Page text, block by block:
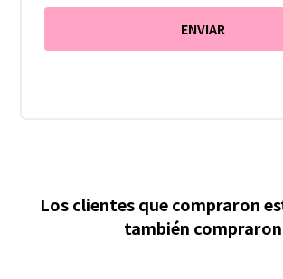
Los clientes que compraron
también compraron